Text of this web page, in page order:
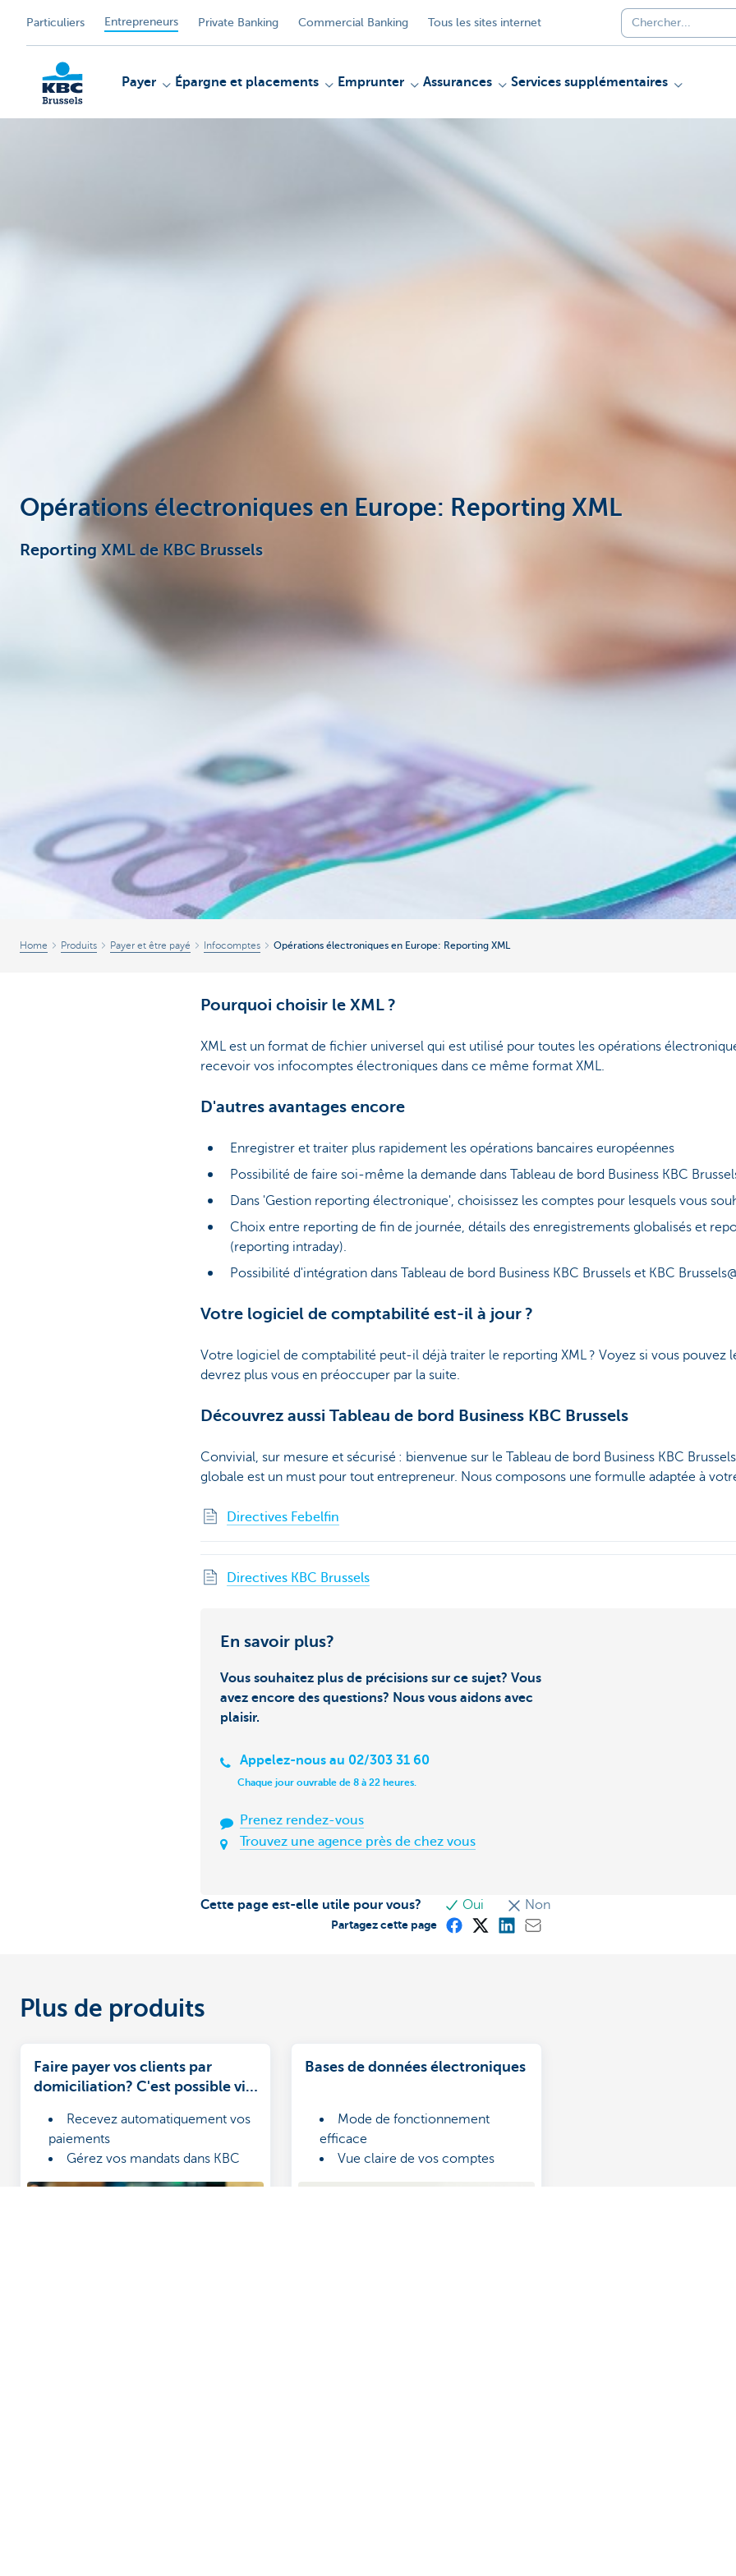
Particuliers Entrepreneurs Private Banking Commercial Banking Tous les sites internet
Payer Épargne et placements Emprunter Assurances Services supplémentaires
Opérations électroniques en Europe: Reporting XML
Reporting XML de KBC Brussels
Home Produits Payer et être payé Infocomptes Opérations électroniques en Europe: Reporting XML
Pourquoi choisir le XML ?
XML est un format de fichier universel qui est utilisé pour toutes les opérations
recevoir vos infocomptes électroniques dans ce même format XML.
D'autres avantages encore
Enregistrer et traiter plus rapidement les opérations bancaires européennes
Possibilité de faire soi-même la demande dans Tableau de bord Business KBC
Dans 'Gestion reporting électronique', choisissez les comptes pour lesquels vous
Choix entre reporting de fin de journée, détails des enregistrements globalisés et
(reporting intraday).
Possibilité d'intégration dans Tableau de bord Business KBC Brussels et KBC
Votre logiciel de comptabilité est-il à jour ?
Votre logiciel de comptabilité peut-il déjà traiter le reporting XML ? Voyez si vous pouvez
devrez plus vous en préoccuper par la suite.
Découvrez aussi Tableau de bord Business KBC Brussels
Convivial, sur mesure et sécurisé : bienvenue sur le Tableau de bord Business KBC
globale est un must pour tout entrepreneur. Nous composons une formulle adaptée à
Directives Febelfin
Directives KBC Brussels
En savoir plus?
Vous souhaitez plus de précisions sur ce sujet? Vous
avez encore des questions? Nous vous aidons avec
plaisir.
Appelez-nous au 02/303 31 60
Chaque jour ouvrable de 8 à 22 heures.
Prenez rendez-vous
Trouvez une agence près de chez vous
Cette page est-elle utile pour vous? Oui Non
Partagez cette page
Plus de produits
Faire payer vos clients par
domiciliation? C'est possible via
Business.Recevez automatiquement vos
paiements
Gérez vos mandats dans KBC
Brussels-Online for Business
Bases de données électroniques
Mode de fonctionnement
efficace
Vue claire de vos comptes